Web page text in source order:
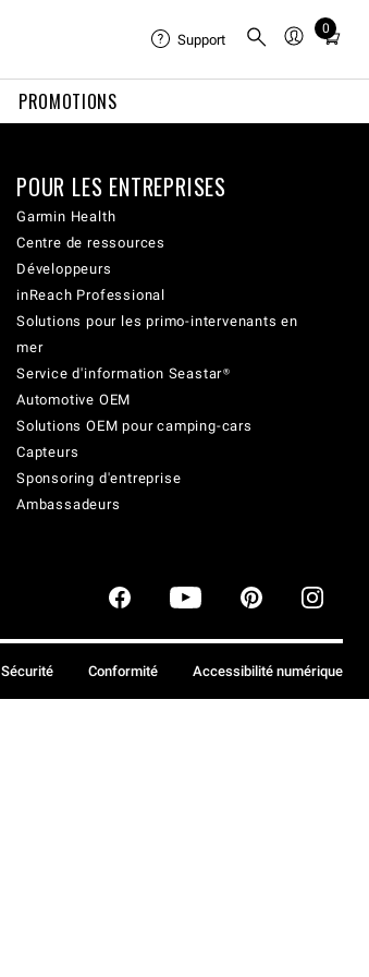
PROMOTIONS
Support
0
Total
cart:
POUR LES ENTREPRISES
Garmin Health
Centre de ressources
Développeurs
inReach Professional
Solutions pour les primo-intervenants en
mer
Service d'information Seastar®
Automotive OEM
Solutions OEM pour camping-cars
Capteurs
Sponsoring d'entreprise
Ambassadeurs
Sécurité Conformité Accessibilité numérique